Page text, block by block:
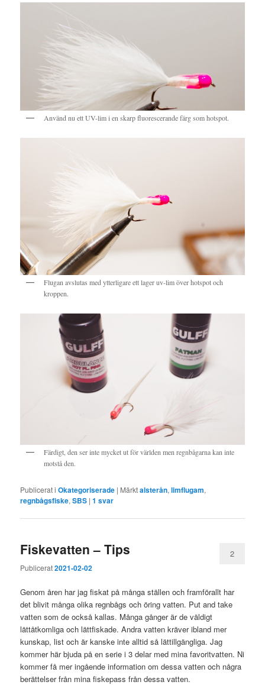
Använd nu ett UV-lim i en skarp fluorescerande färg som hotspot.
Flugan avslutas med ytterligare ett lager uv-lim över hotspot och
kroppen.
Färdigt, den ser inte mycket ut för världen men regnbågarna kan inte
motstå den.
Publicerat i Okategoriserade | Märktalsterån,limflugam,
regnbågsfiske,SBS |1 svar
Fiskevatten – Tips
Publicerat2021-02-02
2
Genom åren har jag fiskat på många ställen och framförallt har
det blivit många olika regnbågs och öring vatten. Put and take
vatten som de också kallas. Många gånger är de väldigt
lättåtkomliga och lättfiskade. Andra vatten kräver ibland mer
kunskap, list och är kanske inte alltid så lättillgängliga. Jag
kommer här bjuda på en serie i 3 delar med mina favoritvatten. Ni
kommer få mer ingående information om dessa vatten och några
berättelser från mina fiskepass från dessa vatten.